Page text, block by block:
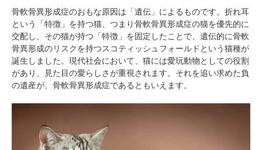
骨軟骨異形成症のおもな原因は「遺伝」によるものです。折れ耳
という「特徴」を持つ猫、つまり骨軟骨異形成症の猫を優先的に
交配し、その猫が持つ「特徴」を固定したことで、遺伝的に骨軟
骨異形成のリスクを持つスコティッシュフォールドという猫種が
誕生しました。現代社会において、猫には愛玩動物としての役割
があり、見た目の愛らしさが重視されます。それを追い求めた負
の遺産が、骨軟骨異形成症であるともいえます。
アプリをダウンロードする